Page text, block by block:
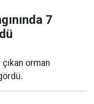
7
orman